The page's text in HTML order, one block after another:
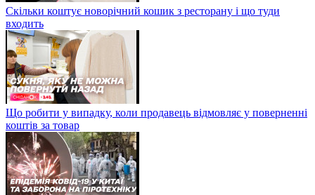
Скільки коштує новорічний кошик з ресторану і що туди
входить
Що робити у випадку, коли продавець відмовляє у поверненні
коштів за товар